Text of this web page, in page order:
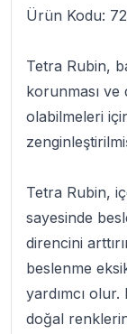
Ürün Kodu:
Tetra Rubin,
korunması
olabilmeleri
Tetra Rubin,
sayesinde
direncini
beslenme
yardımcı olur.
doğal